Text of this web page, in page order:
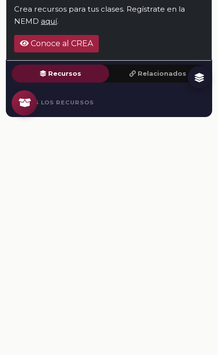
Crea recursos para tus clases. Regístrate en la
NEMD aquí.
Conoce al CREA
Recursos Relacionados
TODOS LOS RECURSOS